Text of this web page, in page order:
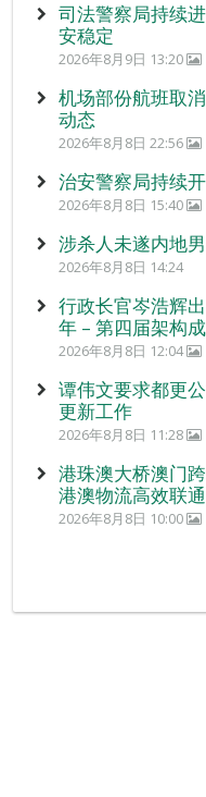
司法警察局持续
安稳定
2026年8月9日 13:20
机场部份航班取
动态
2026年8月8日 22:56
治安警察局持续
2026年8月8日 15:40
涉杀人未遂内地
2026年8月8日 14:24
行政长官岑浩辉
年 – 第四届架构
2026年8月8日 12:04
谭伟文要求都更
更新工作
2026年8月8日 11:28
港珠澳大桥澳门
港澳物流高效联通
2026年8月8日 10:00